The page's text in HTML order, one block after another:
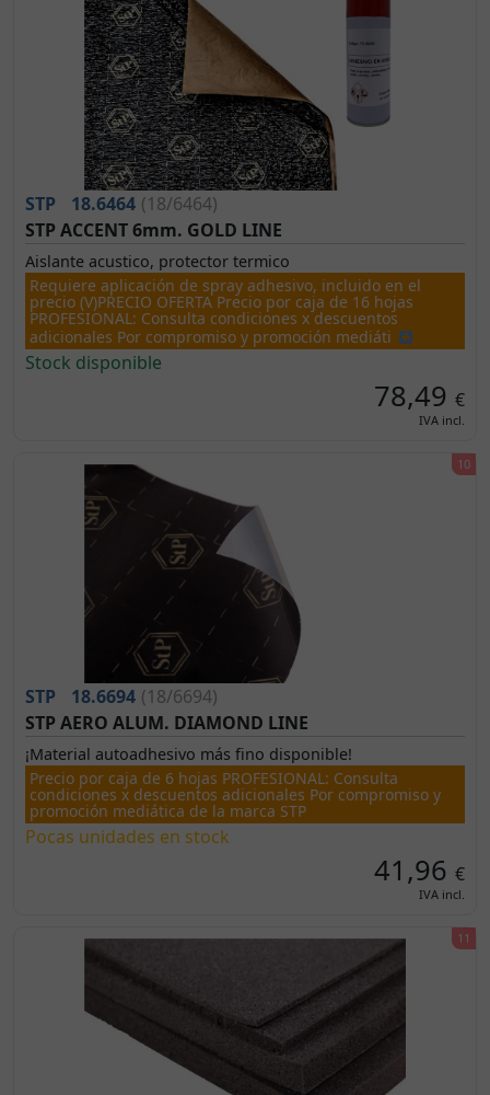
STP 18.6464 (18/6464)
STP ACCENT 6mm. GOLD LINE
Aislante acustico, protector termico
Requiere aplicación de spray adhesivo, incluido en el
precio (V)PRECIO OFERTA Precio por caja de 16 hojas
PROFESIONAL: Consulta condiciones x descuentos
adicionales Por compromiso y promoción mediáti
Stock disponible
78,49 €
IVA incl.
STP 18.6694 (18/6694)
STP AERO ALUM. DIAMOND LINE
¡Material autoadhesivo más fino disponible!
Precio por caja de 6 hojas PROFESIONAL: Consulta
condiciones x descuentos adicionales Por compromiso y
promoción mediática de la marca STP
Pocas unidades en stock
41,96 €
IVA incl.